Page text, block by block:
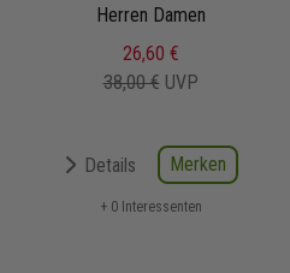
2025/2026
Herren Damen
26,60 €
38,00 € UVP
Details Merken
+ 0 Interessenten